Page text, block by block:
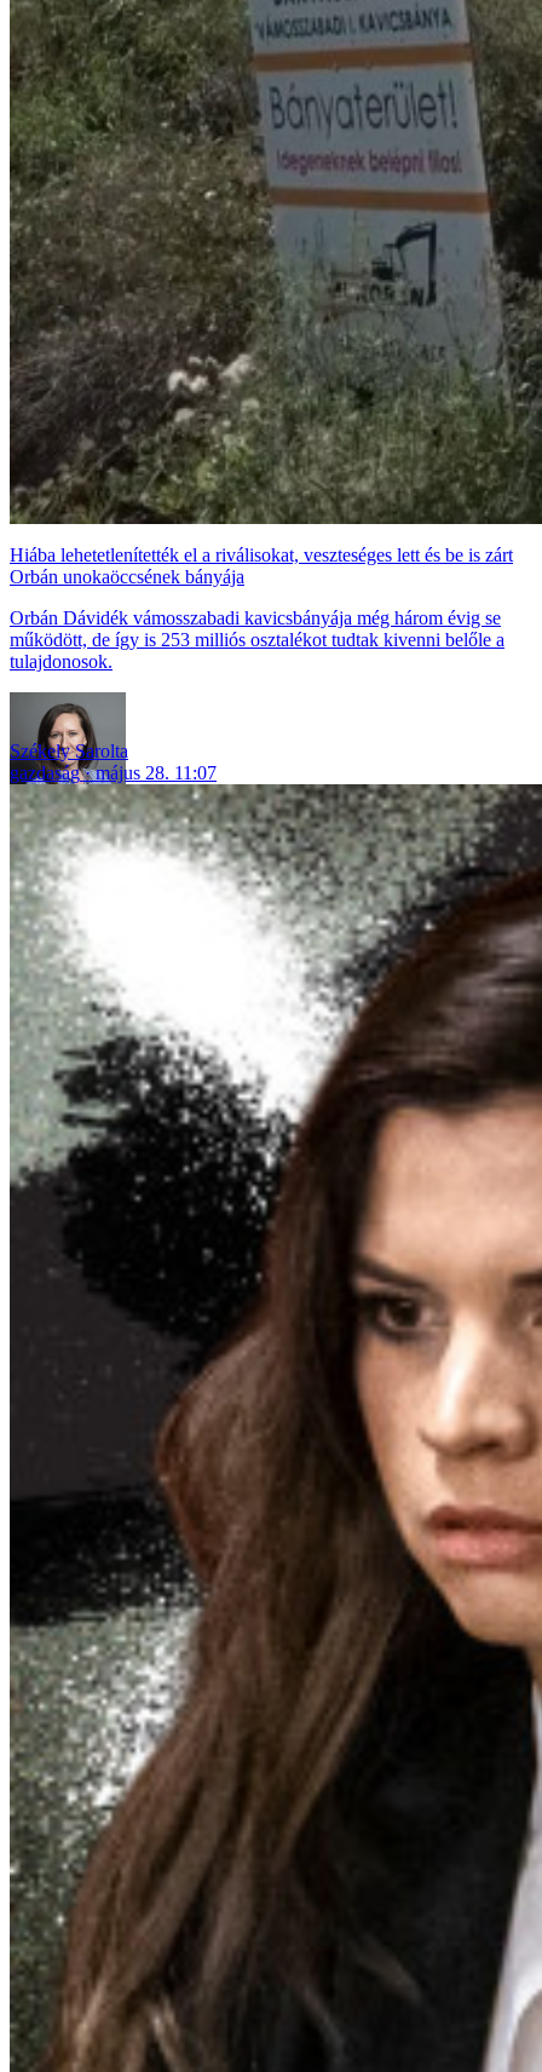
Hiába lehetetlenítették el a riválisokat, veszteséges lett és be is zárt
Orbán unokaöccsének bányája
Orbán Dávidék vámosszabadi kavicsbányája még három évig se
működött, de így is 253 milliós osztalékot tudtak kivenni belőle a
tulajdonosok.
Székely Sarolta
gazdaság
május 28. 11:07